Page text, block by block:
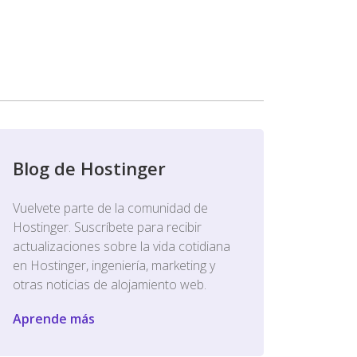
Blog de Hostinger
Vuelvete parte de la comunidad de
Hostinger. Suscríbete para recibir
actualizaciones sobre la vida cotidiana
en Hostinger, ingeniería, marketing y
otras noticias de alojamiento web.
Aprende más